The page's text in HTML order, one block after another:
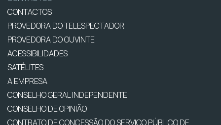
CONTACTOS
PROVEDORA DO TELESPECTADOR
PROVEDORA DO OUVINTE
ACESSIBILIDADES
SATÉLITES
A EMPRESA
CONSELHO GERAL INDEPENDENTE
CONSELHO DE OPINIÃO
CONTRATO DE CONCESSÃO DO SERVIÇO PÚBLICO DE